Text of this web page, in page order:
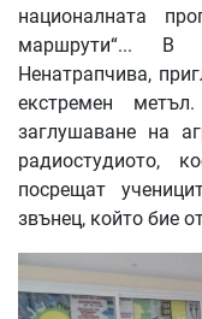
националната
маршрути“... В
Ненатрапчива,
екстремен
заглушаване на
радиостудиото,
посрещат
звънец, който бие